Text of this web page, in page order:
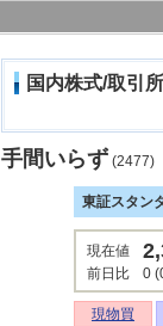
国内株式/取引
手間いらず (2477)
東証スタン
現在値
前日比
0
現物買